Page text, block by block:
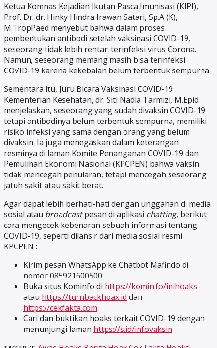
Ketua Komnas Kejadian Ikutan Pasca Imunisasi (KIPI),
Prof. Dr. dr. Hinky Hindra Irawan Satari, Sp.A (K),
M.TropPaed menyebut bahwa dalam proses
pembentukan antibodi setelah vaksinasi COVID-19,
seseorang tidak lebih rentan terinfeksi virus Corona.
Namun, seseorang memang masih bisa terinfeksi
COVID-19 karena kekebalan belum terbentuk sempurna.
Sementara itu, Juru Bicara Vaksinasi COVID-19
Kementerian Kesehatan, dr. Siti Nadia Tarmizi, M.Epid
menjelaskan, seseorang yang sudah divaksin COVID-19
tetapi antibodinya belum terbentuk sempurna, memiliki
risiko infeksi yang sama dengan orang yang belum
divaksin. Ia juga menegaskan dalam keterangan
resminya di laman Komite Penanganan COVID-19 dan
Pemulihan Ekonomi Nasional (KPCPEN) bahwa vaksin
tidak mencegah penularan, tetapi mencegah seseorang
jatuh sakit atau sakit berat.
Agar dapat lebih berhati-hati dengan unggahan di media
sosial atau broadcastpesan di aplikasi chatting, berikut
cara mengecek kebenaran sebuah informasi tentang
COVID-19, seperti dilansir dari media sosial resmi
KPCPEN :
Kirim pesan WhatsApp ke Chatbot Mafindo di
nomor 085921600500
Buka situs Kominfo di https://komin.fo/inihoaks
atau https://turnbackhoax.id dan
https://cekfakta.com
Cari dan buktikan hoaks terkait COVID-19 dengan
menunjungi laman https://s.id/infovaksin